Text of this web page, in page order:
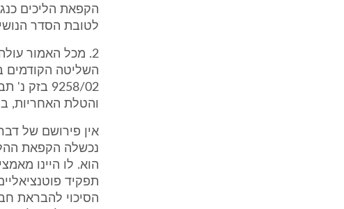
הקפאת הליכים
לטובת הסדר הנושים (לעניין
2. מכל האמור
9258/02
והטלת האחריות,
אין פירושם של
נכשלה הקפאת
הוא. לו היינו
תפקיד
הסיכוי להבראת